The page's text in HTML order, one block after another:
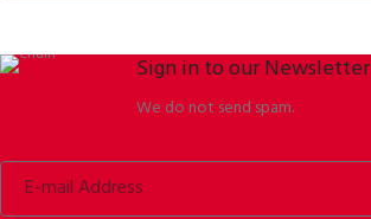
Sign in to our Newsletter
We do not send spam.